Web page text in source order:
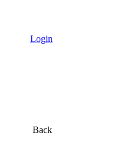
Login
Back